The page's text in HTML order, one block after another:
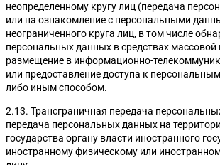
неопределенному кругу лиц (передача
или на ознакомление с персональными
неограниченного круга лиц, в том числе
персональных данных в средствах
размещение в информационно-
или предоставление доступа к
либо иным способом.
2.13. Трансграничная передача
передача персональных данных на
государства органу власти иностранного
иностранному физическому или